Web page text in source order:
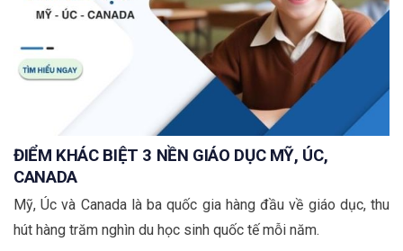
ĐIỂM KHÁC BIỆT 3 NỀN GIÁO DỤC MỸ, ÚC,
CANADA
Mỹ, Úc và Canada là ba quốc gia hàng đầu về giáo dục, thu
hút hàng trăm nghìn du học sinh quốc tế mỗi năm.